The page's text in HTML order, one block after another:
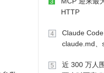
HTTP
4
Claude
claude.md、
5
近 300 万人